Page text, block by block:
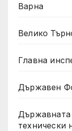
Варна
Велико
Главна
Държавен
Държавната
технически